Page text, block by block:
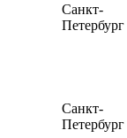
Санкт-
Петербург
Санкт-
Петербург